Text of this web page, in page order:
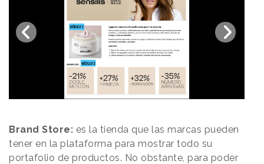
Brand Store: es la tienda que las marcas pueden
tener en la plataforma para mostrar todo su
portafolio de productos. No obstante, para poder